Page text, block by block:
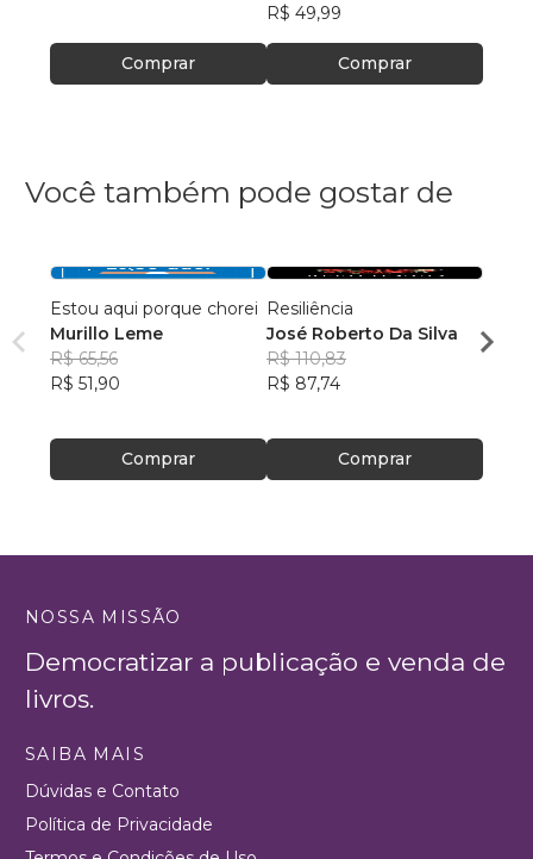
Comprar
R$ 49,99
Comprar
Você também pode gostar de
Estou aqui porque chorei
Murillo Leme
R$ 65,56
R$ 51,90
Comprar
Resiliência
José Roberto Da Silva
R$ 110,83
R$ 87,74
Comprar
R$
NOSSA MISSÃO
Democratizar a publicação e venda de
livros.
SAIBA MAIS
Dúvidas e Contato
Política de Privacidade